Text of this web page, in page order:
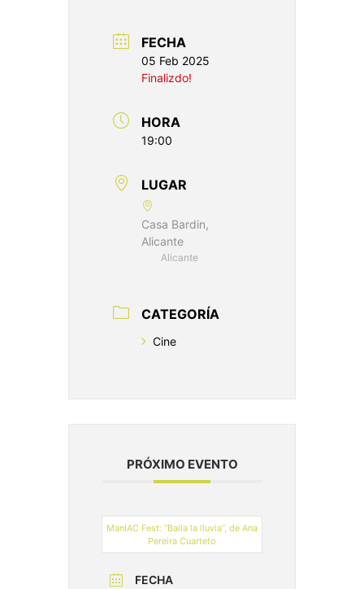
FECHA
05 Feb 2025
Finalizdo!
HORA
19:00
LUGAR
Casa Bardin,
Alicante
Alicante
CATEGORÍA
Cine
PRÓXIMO EVENTO
ManIAC Fest: “Baila la lluvia”, de Ana
Pereira Cuarteto
FECHA